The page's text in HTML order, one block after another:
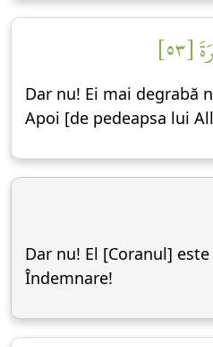
Dar nu! Ei mai degrabă
Apoi [de pedeapsa lui
Dar nu! El [Coranul]
Îndemnare!